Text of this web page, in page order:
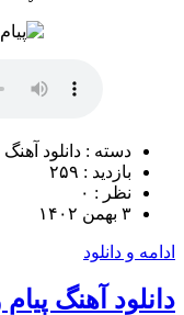
دسته : دانلود آهنگ
بازدید : ۲۵۹
نظر : ۰
۳ بهمن ۱۴۰۲
ادامه و دانلود
دانلود آهنگ